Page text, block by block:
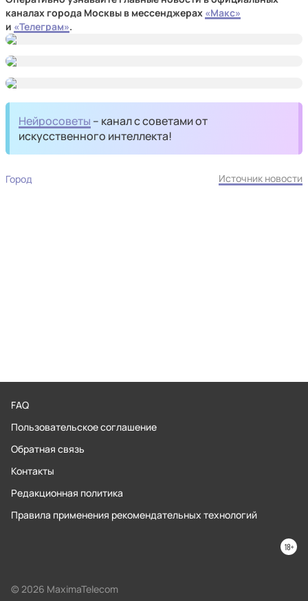
каналах города Москвы в мессенджерах «Макс»
и «Телеграм».
Нейросоветы – канал с советами от
искусственного интеллекта!
Город Источник новости
FAQ
Пользовательское соглашение
Обратная связь
Контакты
Редакционная политика
Правила применения рекомендательных технологий
© 2026 MaximaTelecom